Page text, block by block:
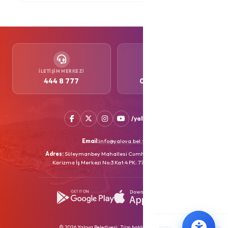
İLETIŞIM MERKEZI
444 8 777 0552 505 77 77
/yalovabld
Email:info@yalova.bel.tr
Adres:Süleymanbey Mahallesi Cumhuriyet Caddesi
Karizma İş Merkezi No:3 Kat:4 PK: 77100 YALOVA